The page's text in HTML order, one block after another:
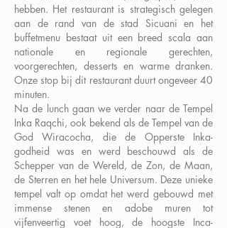
hebben. Het restaurant is strategisch gelegen
aan de rand van de stad Sicuani en het
buffetmenu bestaat uit een breed scala aan
nationale en regionale gerechten,
voorgerechten, desserts en warme dranken.
Onze stop bij dit restaurant duurt ongeveer 40
minuten.
Na de lunch gaan we verder naar de Tempel
Inka Raqchi, ook bekend als de Tempel van de
God Wiracocha, die de Opperste Inka-
godheid was en werd beschouwd als de
Schepper van de Wereld, de Zon, de Maan,
de Sterren en het hele Universum. Deze unieke
tempel valt op omdat het werd gebouwd met
immense stenen en adobe muren tot
vijfenveertig voet hoog, de hoogste Inca-